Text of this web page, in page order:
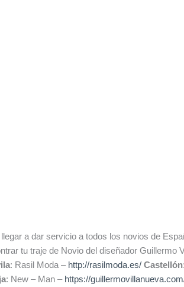
a dar servicio a todos los novios de
tu traje de Novio del diseñador Guillermo
: Rasil Moda – http://rasilmoda.es/ Castellón
: New – Man – https://